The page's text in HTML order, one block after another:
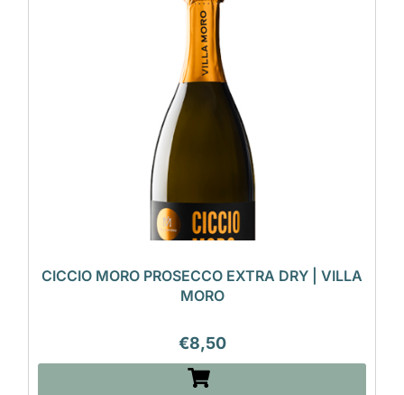
CICCIO MORO PROSECCO EXTRA DRY | VILLA
MORO
€8,50